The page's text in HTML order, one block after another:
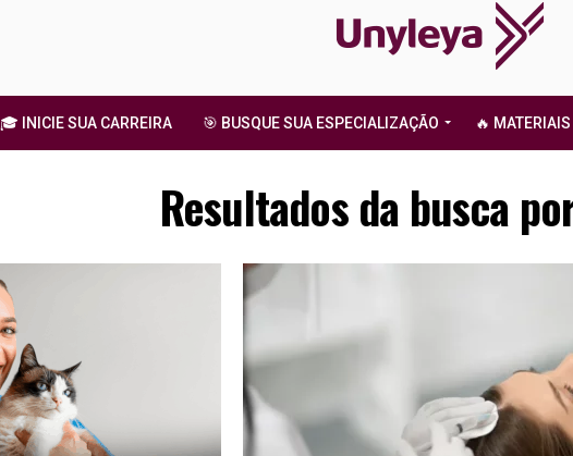
🎓 INICIE SUA CARREIRA 🎯 BUSQUE SUA ESPECIALIZAÇÃO 🔥
Resultados da busca